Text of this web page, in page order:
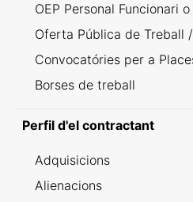
OEP Personal Funcionari
Oferta Pública de Treball
Convocatóries per a
Borses de treball
Perfil d'el contractant
Adquisicions
Alienacions